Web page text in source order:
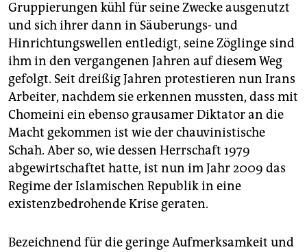
Gruppierungen kühl für seine Zwecke ausgenutzt
und sich ihrer dann in Säuberungs- und
Hinrichtungswellen entledigt, seine Zöglinge sind
ihm in den vergangenen Jahren auf diesem Weg
gefolgt. Seit dreißig Jahren protestieren nun Irans
Arbeiter, nachdem sie erkennen mussten, dass mit
Chomeini ein ebenso grausamer Diktator an die
Macht gekommen ist wie der chauvinistische
Schah. Aber so, wie dessen Herrschaft 1979
abgewirtschaftet hatte, ist nun im Jahr 2009 das
Regime der Islamischen Republik in eine
existenzbedrohende Krise geraten.
Bezeichnend für die geringe Aufmerksamkeit und